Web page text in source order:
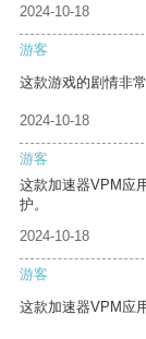
2024-10-18
游客
这款游戏的剧情非
2024-10-18
游客
这款加速器VPM应
护。
2024-10-18
游客
这款加速器VPM应